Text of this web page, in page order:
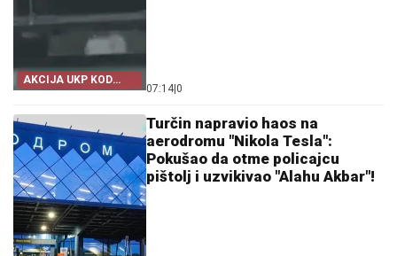
AKCIJA UKP KOD
ŠAPCA
07:14 0
Turčin napravio haos na
aerodromu "Nikola Tesla":
Pokušao da otme policajcu
pištolj i uzvikivao "Alahu Akbar"!